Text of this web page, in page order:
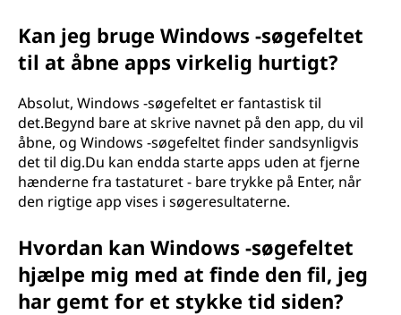
Kan jeg bruge Windows -søgefeltet
til at åbne apps virkelig hurtigt?
Absolut, Windows -søgefeltet er fantastisk til
det.Begynd bare at skrive navnet på den app, du vil
åbne, og Windows -søgefeltet finder sandsynligvis
det til dig.Du kan endda starte apps uden at fjerne
hænderne fra tastaturet - bare trykke på Enter, når
den rigtige app vises i søgeresultaterne.
Hvordan kan Windows -søgefeltet
hjælpe mig med at finde den fil, jeg
har gemt for et stykke tid siden?